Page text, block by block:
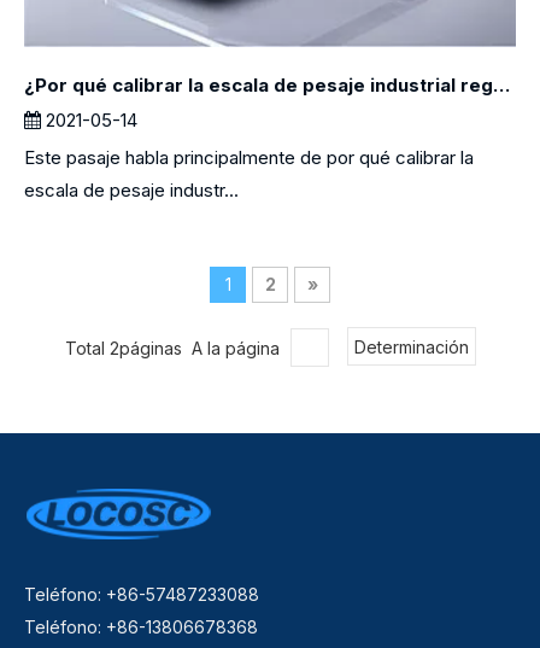
¿Por qué calibrar la escala de pesaje industrial regularmente?
2021-05-14
Este pasaje habla principalmente de por qué calibrar la
escala de pesaje industr...
1 2 »
Total 2páginas A la página Determinación
Teléfono: +86-57487233088
Teléfono: +86-13806678368